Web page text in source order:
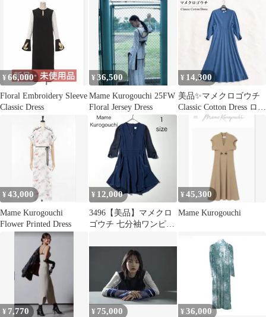
¥ 66,000
Floral Embroidery Sleeve
Classic Dress
¥36,500
Mame Kurogouchi 25FW
Floral Jersey Dress
¥ 14,300
美品✨マメクロゴウチ
Classic Cotton Dress ロン
グワンピ S
¥43,000
Mame Kurogouchi
Flower Printed Dress
¥ 12,000
3496【美品】マメクロ
ゴウチ 七分袖ワンピー
¥45,300
Mame Kurogouchi
¥ 7,770 ¥ 75,000 ¥ 36,000